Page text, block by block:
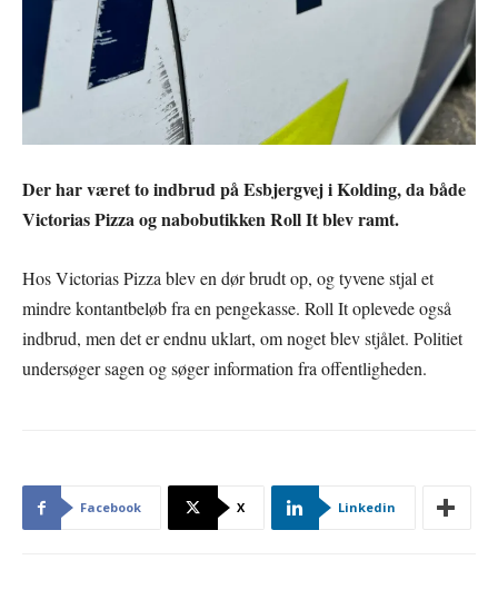
Der har været to indbrud på Esbjergvej i Kolding, da både
Victorias Pizza og nabobutikken Roll It blev ramt.
Hos Victorias Pizza blev en dør brudt op, og tyvene stjal et
mindre kontantbeløb fra en pengekasse. Roll It oplevede også
indbrud, men det er endnu uklart, om noget blev stjålet. Politiet
undersøger sagen og søger information fra offentligheden.
Facebook X Linkedin